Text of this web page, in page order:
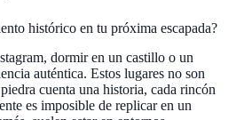
histórico en tu próxima escapada?
dormir en un castillo o un
auténtica. Estos lugares no son
cuenta una historia, cada rincón
es imposible de replicar en un